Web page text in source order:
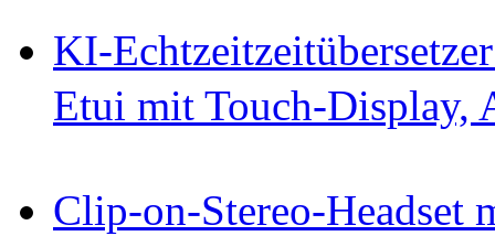
KI-
Etui mit Touch-Display,
Clip-on-Stereo-Headset